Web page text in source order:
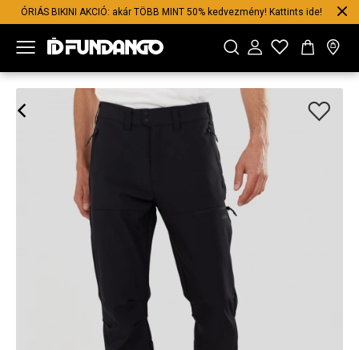
ÓRIÁS BIKINI AKCIÓ: akár TÖBB MINT 50% kedvezmény! Kattints ide!